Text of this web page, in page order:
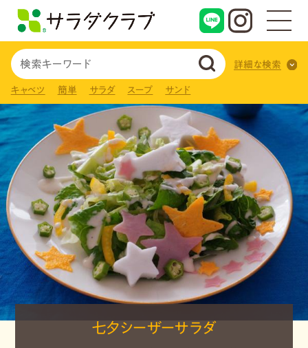
詳細な検索
キャベツ 簡単 サラダ スープ サンド
七夕シーザーサラダ